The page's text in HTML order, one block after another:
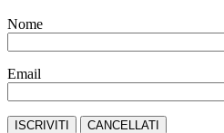
Nome
Email